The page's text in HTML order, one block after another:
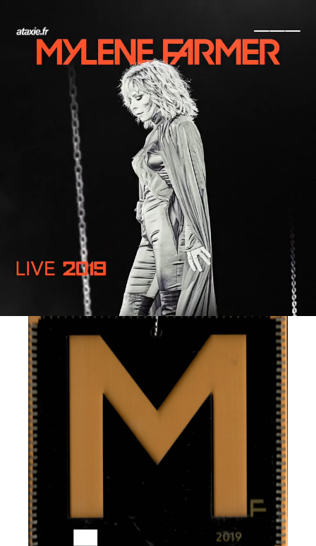
← Retour
Ajouter à ma collection Ajouter à ma wishlist
Comparer cet objet Voir ma collection